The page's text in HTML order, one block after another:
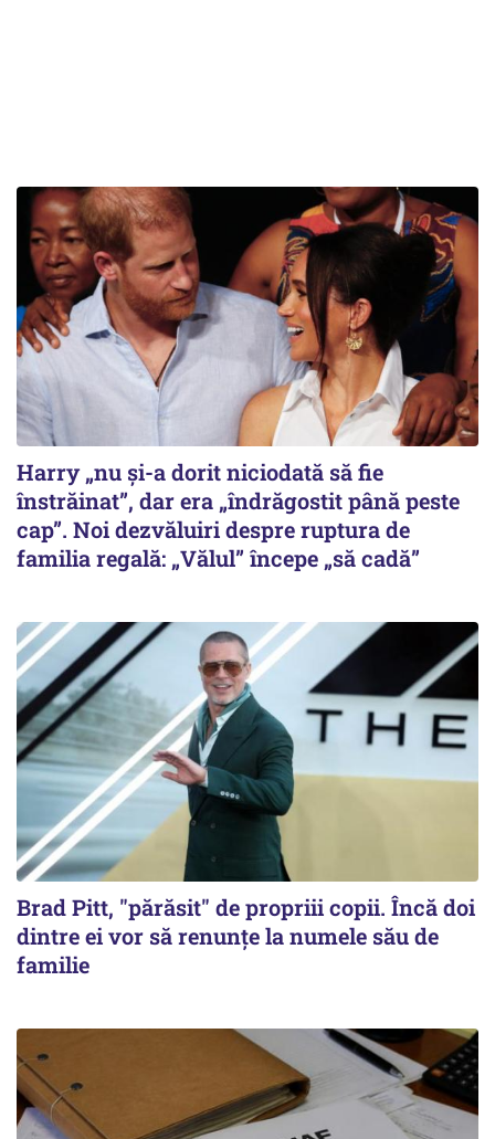
Harry „nu și-a dorit niciodată să fie
înstrăinat”, dar era „îndrăgostit până peste
cap”. Noi dezvăluiri despre ruptura de
familia regală: „Vălul” începe „să cadă”
Brad Pitt, "părăsit" de propriii copii. Încă doi
dintre ei vor să renunțe la numele său de
familie